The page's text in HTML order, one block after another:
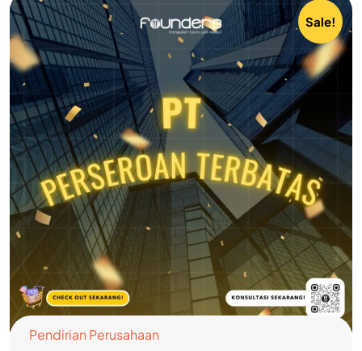
Sale!
Pendirian Perusahaan